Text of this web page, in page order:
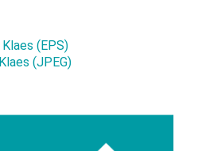
Klaes (EPS)
Klaes (JPEG)